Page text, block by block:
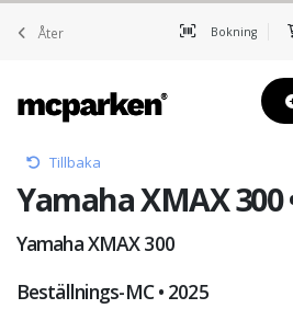
Åter Bokning
Tillbaka
Yamaha XMAX 300
Yamaha XMAX 300
Beställnings-MC • 2025